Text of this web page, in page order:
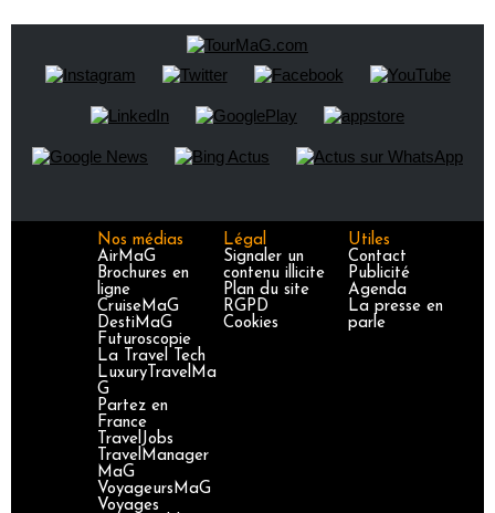
Nos médias
AirMaG
Brochures en
ligne
CruiseMaG
DestiMaG
Futuroscopie
La Travel Tech
LuxuryTravelMa
G
Partez en
France
TravelJobs
TravelManager
MaG
VoyageursMaG
Voyages
Légal
Signaler un
contenu illicite
Plan du site
RGPD
Cookies
Utiles
Contact
Publicité
Agenda
La presse en
parle